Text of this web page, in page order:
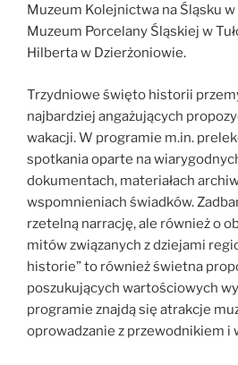
Muzeum Kolejnictwa na Śląsku
Muzeum Porcelany Śląskiej w
Hilberta w Dzierżoniowie.
Trzydniowe święto historii
najbardziej angażujących
wakacji. W programie m.in.
spotkania oparte na
dokumentach, materiałach
wspomnieniach świadków.
rzetelną narrację, ale również o
mitów związanych z dziejami
historie” to również świetna
poszukujących wartościowych
programie znajdą się atrakcje
oprowadzanie z przewodnikiem i